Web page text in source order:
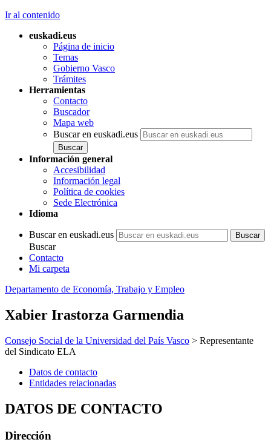
Ir al contenido
euskadi.eus
Página de inicio
Temas
Gobierno Vasco
Trámites
Herramientas
Contacto
Buscador
Mapa web
Buscar en euskadi.eus
Información general
Accesibilidad
Información legal
Política de cookies
Sede Electrónica
Idioma
Buscar en euskadi.eus
Buscar
Contacto
Mi carpeta
Departamento de Economía, Trabajo y Empleo
Xabier Irastorza Garmendia
Consejo Social de la Universidad del País Vasco > Representante
del Sindicato ELA
Datos de contacto
Entidades relacionadas
DATOS DE CONTACTO
Dirección